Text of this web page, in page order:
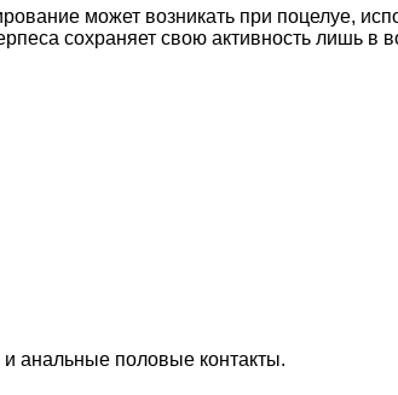
может возникать при поцелуе,
сохраняет свою активность лишь в
анальные половые контакты.